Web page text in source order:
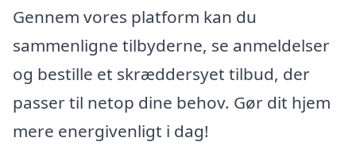
Gennem vores platform kan du
sammenligne tilbyderne, se anmeldelser
og bestille et skræddersyet tilbud, der
passer til netop dine behov. Gør dit hjem
mere energivenligt i dag!